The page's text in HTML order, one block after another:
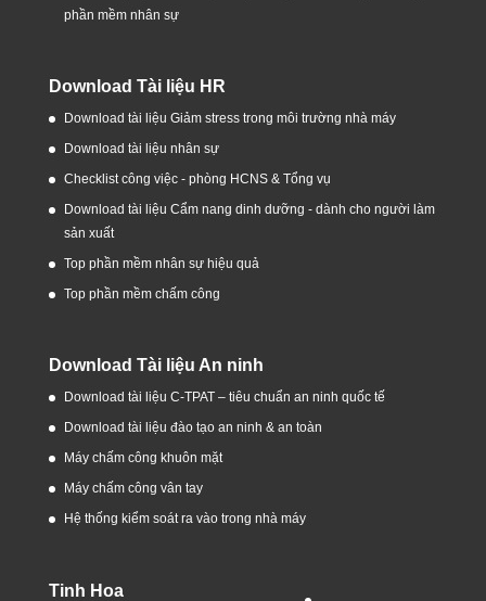
phần mềm nhân sự
Download Tài liệu HR
Download tài liệu Giảm stress trong môi trường nhà máy
Download tài liệu nhân sự
Checklist công việc - phòng HCNS & Tổng vụ
Download tài liệu Cẩm nang dinh dưỡng - dành cho người làm
sản xuất
Top phần mềm nhân sự hiệu quả
Top phần mềm chấm công
Download Tài liệu An ninh
Download tài liệu C-TPAT – tiêu chuẩn an ninh quốc tế
Download tài liệu đào tạo an ninh & an toàn
Máy chấm công khuôn mặt
Máy chấm công vân tay
Hệ thống kiểm soát ra vào trong nhà máy
Tinh Hoa